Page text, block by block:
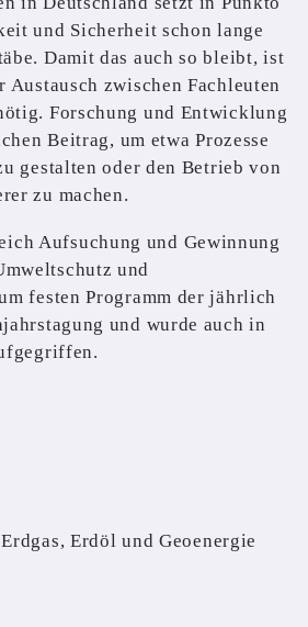
und Sicherheit schon lange
Damit das auch so bleibt, ist
zwischen Fachleuten
Forschung und Entwicklung
Beitrag, um etwa Prozesse
gestalten oder den Betrieb von
zu machen.
Aufsuchung und Gewinnung
und
festen Programm der jährlich
und wurde auch in
Erdöl und Geoenergie